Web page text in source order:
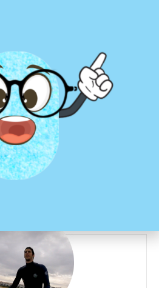
nos ingrédients.
5 à 15% d’agent de